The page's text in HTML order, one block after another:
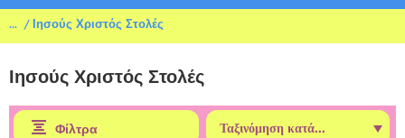
... Ιησούς Χριστός Στολές
Ιησούς Χριστός Στολές
Φίλτρα